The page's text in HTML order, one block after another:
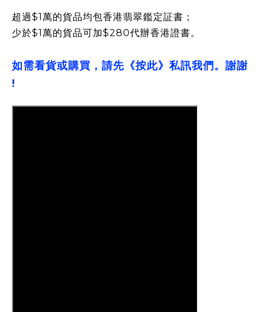
超過$1萬的貨品均包香港翡翠鑑定証書；
少於$1萬的貨品可加$280代辦香港證書。
如需看貨或購買，請先《按此》私訊我們。謝謝
!